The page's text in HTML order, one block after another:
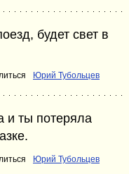
будет свет в
Юрий Тубольцев
и ты потеряла
Юрий Тубольцев